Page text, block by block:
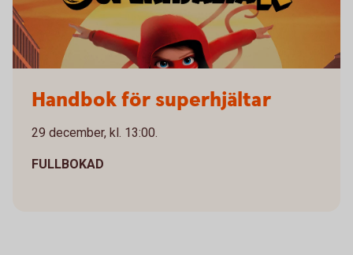
Handbok för superhjältar
29 december, kl. 13:00.
FULLBOKAD